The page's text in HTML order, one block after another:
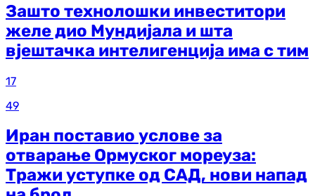
Зашто технолошки инвеститори
желе дио Мундијала и шта
вјештачка интелигенција има с тим
17
49
Иран поставио услове за
отварање Ормуског мореуза:
Тражи уступке од САД, нови напад